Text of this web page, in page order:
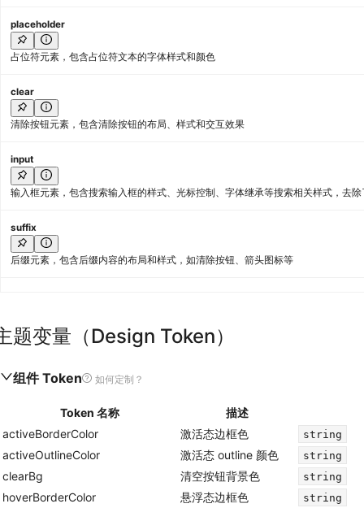
placeholder
占位符元素，包含占位符文本的字体样式和颜色
clear
清除按钮元素，包含清除按钮的布局、样式和交互效果
input
输入框元素，包含搜索输入框的样式、光标控制、字体继承等搜索相关样式，去
suffix
后缀元素，包含后缀内容的布局和样式，如清除按钮、箭头图标等
弹出菜单元素，包含弹出层的定位、层级、背景、边框、阴影等弹出容器样式
popup.listItem
弹出菜单条目元素，包含选项项的内边距、悬浮效果、选中状态、禁用状态等选
题变量（Design Token）
组件 Token 如何定制？
Token 名称
描述
activeBorderColor
激活态边框色 string
activeOutlineColor 激活态 outline 颜色 string
clearBg 清空按钮背景色 string
hoverBorderColor 悬浮态边框色 string